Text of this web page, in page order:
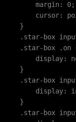
margin: 0;
cursor:
}
.star-box
.star-box .on
display:
}
.star-box
display:
}
.star-box